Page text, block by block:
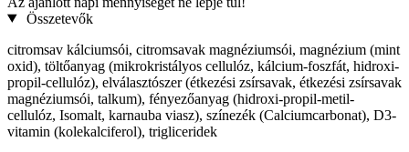
Összetevők
citromsav kálciumsói, citromsavak magnéziumsói, magnézium (mint
oxid), töltőanyag (mikrokristályos cellulóz, kálcium-foszfát, hidroxi-
propil-cellulóz), elválasztószer (étkezési zsírsavak, étkezési zsírsavak
magnéziumsói, talkum), fényezőanyag (hidroxi-propil-metil-
cellulóz, Isomalt, karnauba viasz), színezék (Calciumcarbonat), D3-
vitamin (kolekalciferol), trigliceridek